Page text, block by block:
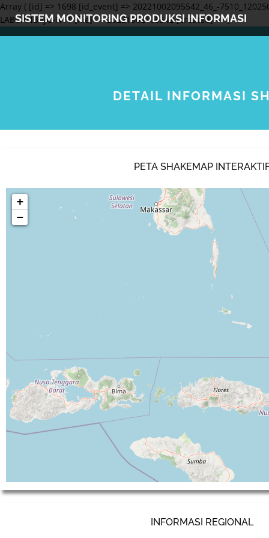
SISTEM MONITORING PRODUKSI INFORMASI
Array ( [id] => 1698 [id_event] => 20221002095542_46_-
LABUANBAJO-NTT [file] => 20221002165542 [created] => )
DETAIL INFORMASI
PETA SHAKEMAP
+
−
INFORMASI REGIONAL